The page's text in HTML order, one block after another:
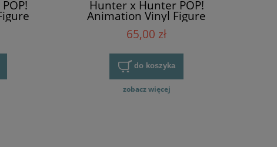
Hunter x Hunter POP!
Animation Vinyl Figure
Phinks
65,00 zł
do koszyka
zobacz więcej